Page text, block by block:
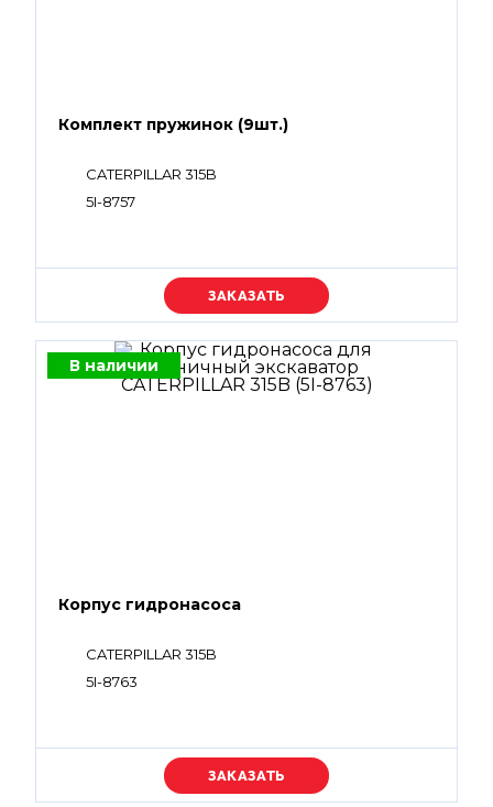
Комплект пружинок (9шт.)
CATERPILLAR 315B
5I-8757
Уточняйте цену
В наличии
Корпус гидронасоса
CATERPILLAR 315B
5I-8763
Уточняйте цену